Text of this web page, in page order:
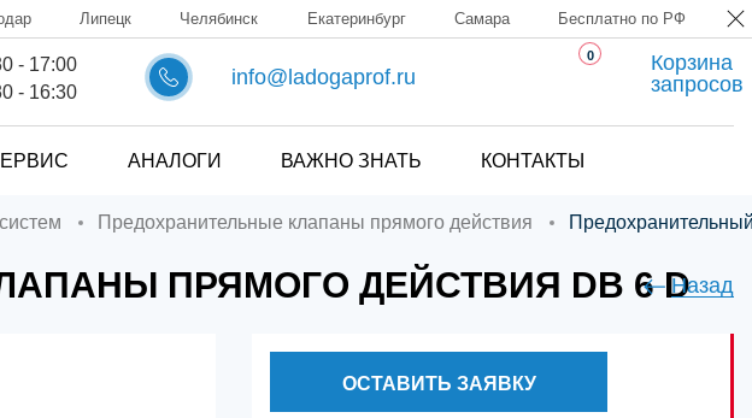
Липецк Челябинск Екатеринбург Самара Бесплатно по РФ
- 17:00
- 16:30
info@ladogaprof.ru
0
Корзина
запросов
АНАЛОГИ ВАЖНО ЗНАТЬ КОНТАКТЫ
Предохранительные клапаны прямого действия
ПРЯМОГО ДЕЙСТВИЯ DB 6 DНазад
ОСТАВИТЬ ЗАЯВКУ